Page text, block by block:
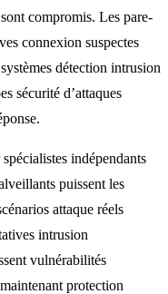
compromis. Les pare-
connexion suspectes
détection intrusion
sécurité d’attaques
indépendants
puissent les
attaque réels
intrusion
vulnérabilités
protection